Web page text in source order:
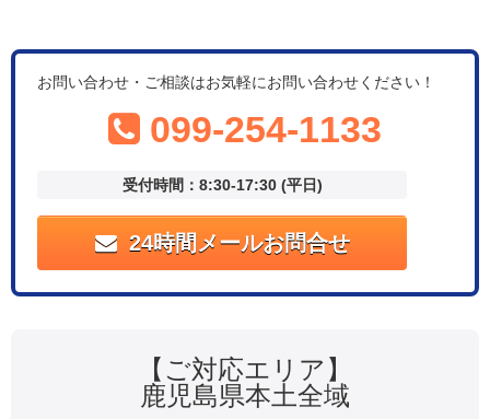
お問い合わせ・ご相談はお気軽にお問い合わせください！
099-254-1133
受付時間：8:30-17:30 (平日)
24時間メールお問合せ
【ご対応エリア】
鹿児島県本土全域